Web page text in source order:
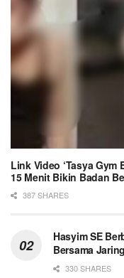
Link Video ‘Tasya Gym
15 Menit Bikin Badan
387 SHARES
Hasyim SE
Bersama
330 SHARES